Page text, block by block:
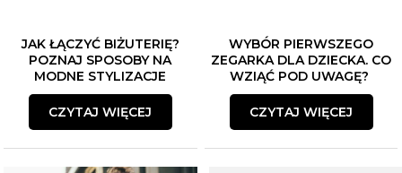
JAK ŁĄCZYĆ BIŻUTERIĘ?
POZNAJ SPOSOBY NA
MODNE STYLIZACJE
CZYTAJ WIĘCEJ
WYBÓR PIERWSZEGO
ZEGARKA DLA DZIECKA. CO
WZIĄĆ POD UWAGĘ?
CZYTAJ WIĘCEJ